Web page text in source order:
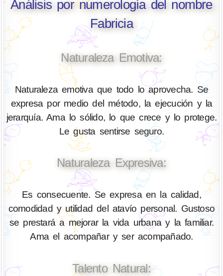
Análisis por numerología del nombre
Fabricia
Naturaleza Emotiva:
Naturaleza emotiva que todo lo aprovecha. Se
expresa por medio del método, la ejecución y la
jerarquía. Ama lo sólido, lo que crece y lo protege.
Le gusta sentirse seguro.
Naturaleza Expresiva:
Es consecuente. Se expresa en la calidad,
comodidad y utilidad del atavío personal. Gustoso
se prestará a mejorar la vida urbana y la familiar.
Ama el acompañar y ser acompañado.
Talento Natural: